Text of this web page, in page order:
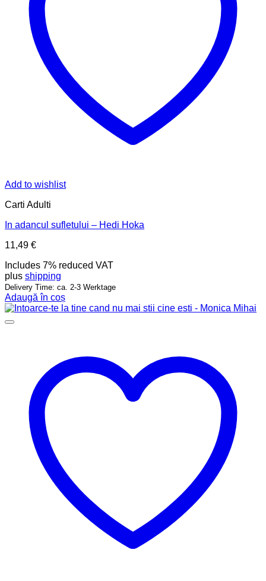
Add to wishlist
Carti Adulti
In adancul sufletului – Hedi Hoka
11,49 €
Includes 7% reduced VAT
plus shipping
Delivery Time: ca. 2-3 Werktage
Adaugă în coș